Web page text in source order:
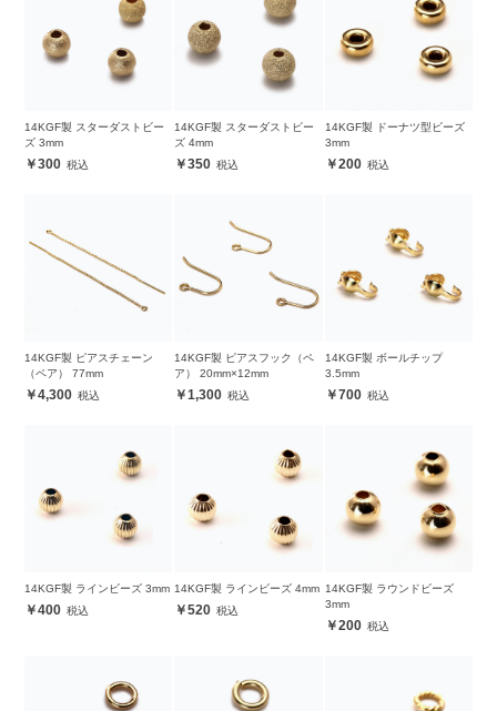
14KGF製 スターダストビー
ズ 3mm
300
14KGF製 スターダストビー
ズ 4mm
350
14KGF製 ドーナツ型ビーズ
3mm
200
14KGF製 ピアスチェーン
（ペア） 77mm
4,300
14KGF製 ピアスフック（ペ
ア） 20mm×12mm
1,300
14KGF製 ボールチップ
3.5mm
700
14KGF製 ラインビーズ 3mm
400
14KGF製 ラインビーズ 4mm
520
14KGF製 ラウンドビーズ
3mm
200